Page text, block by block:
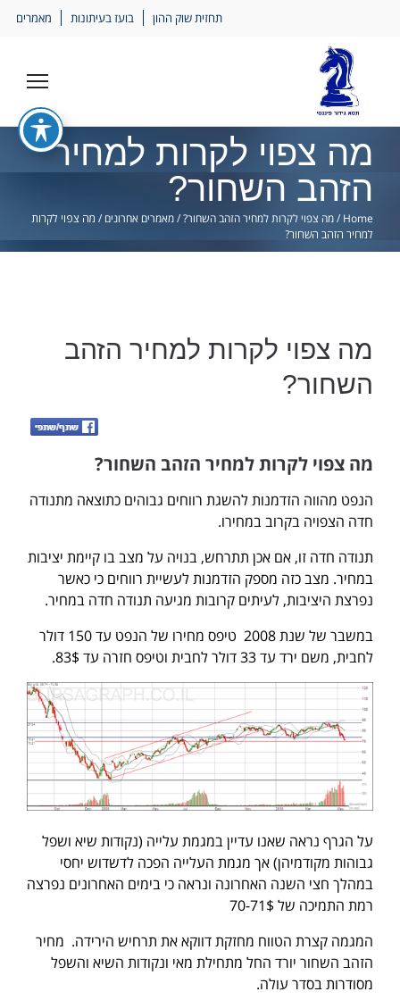
תחזית שוק ההון בועז בעיתונות מאמרים
מה צפוי לקרות למחיר
הזהב השחור?
Home
/מה צפוי לקרות למחיר הזהב השחור?/מאמרים אחרונים / מה צפוי לקרות
למחיר הזהב השחור?
מה צפוי לקרות למחיר הזהב
השחור?
מה צפוי לקרות למחיר הזהב השחור?
הנפט מהווה הזדמנות להשגת רווחים גבוהים כתוצאה מתנודה
חדה הצפויה בקרוב במחירו.
תנודה חדה זו, אם אכן תתרחש, בנויה על מצב בו קיימת יציבות
במחיר. מצב כזה מספק הזדמנות לעשיית רווחים כי כאשר
נפרצת היציבות, לעיתים קרובות מגיעה תנודה חדה במחיר.
במשבר של שנת 2008 טיפס מחירו של הנפט עד 150 דולר
לחבית, משם ירד עד 33 דולר לחבית וטיפס חזרה עד 83$.
על הגרף נראה שאנו עדיין במגמת עלייה (נקודות שיא ושפל
גבוהות מקודמיהן) אך מגמת העלייה הפכה לדשדוש יחסי
במהלך חצי השנה האחרונה ונראה כי בימים האחרונים נפרצה
רמת התמיכה של 70-71$
המגמה קצרת הטווח מחזקת דווקא את תרחיש הירידה. מחיר
הזהב השחור יורד החל מתחילת מאי ונקודות השיא והשפל
מסודרות בסדר עולה.